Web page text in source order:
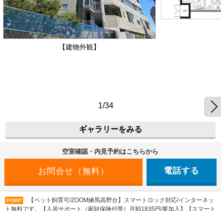
【建物外観】
1/34
ギャラリーをみる
空室確認・内見予約はこちらから
電話する
POINT
【ペット飼育可/ZOOM練馬高野台】スマートロック対応/インターネッ
ト無料です。【入居サポート（家財保険付帯）月額1835円/要加入】【スマート